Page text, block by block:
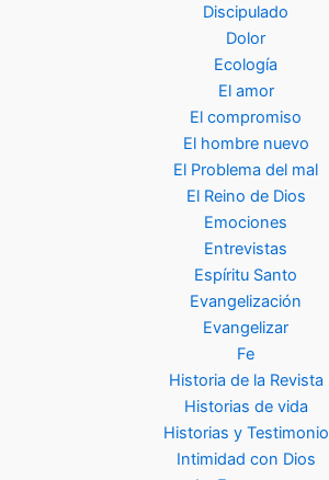
Discipulado
Dolor
Ecología
El amor
El compromiso
El hombre nuevo
El Problema del mal
El Reino de Dios
Emociones
Entrevistas
Espíritu Santo
Evangelización
Evangelizar
Fe
Historia de la Revista
Historias de vida
Historias y Testimonio
Intimidad con Dios